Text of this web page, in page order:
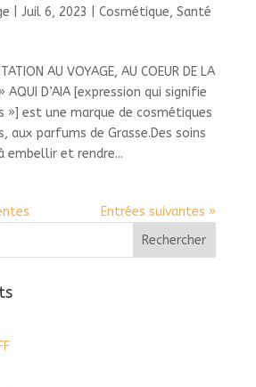
Juil 6, 2023 Cosmétique, Santé
AU VOYAGE, AU COEUR DE LA
» AQUI D’AIA [expression qui signifie
»] est une marque de cosmétiques
aux parfums de Grasse.Des soins
embellir et rendre...
Entrées suivantes »